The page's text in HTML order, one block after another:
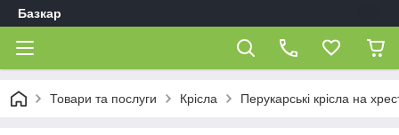
Базкар
Товари та послуги Крісла Перукарські крісла на